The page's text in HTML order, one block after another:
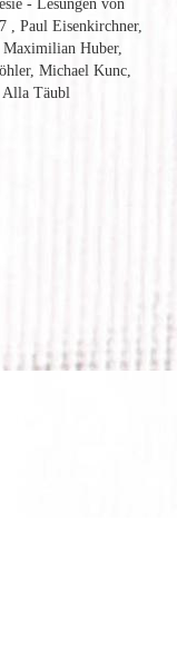
- Lesungen von
, Paul Eisenkirchner,
Huber,
Michael Kunc,
Alla Täubl